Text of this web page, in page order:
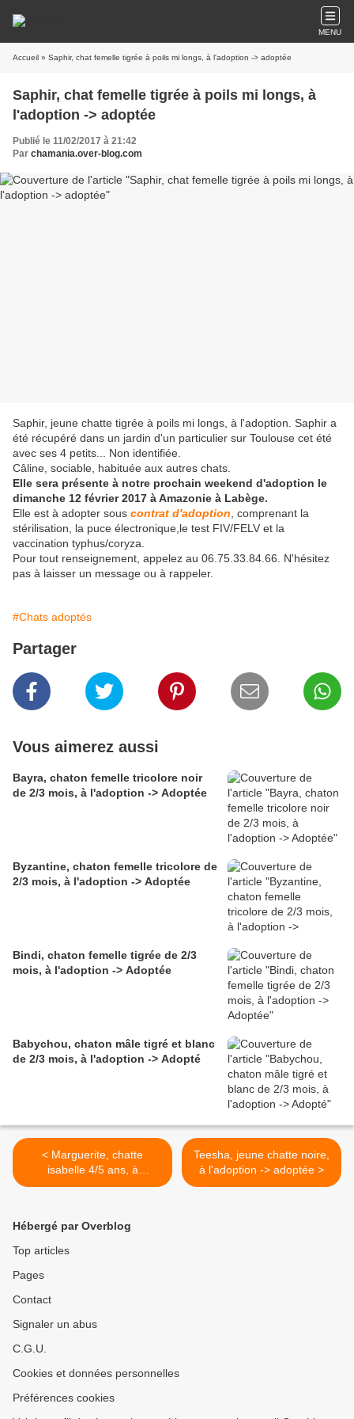
MENU
Accueil » Saphir, chat femelle tigrée à poils mi longs, à l'adoption -> adoptée
Saphir, chat femelle tigrée à poils mi longs, à
l'adoption -> adoptée
Publié le 11/02/2017 à 21:42
Par chamania.over-blog.com
Saphir, jeune chatte tigrée à poils mi longs, à l'adoption. Saphir a
été récupéré dans un jardin d'un particulier sur Toulouse cet été
avec ses 4 petits... Non identifiée.
Câline, sociable, habituée aux autres chats.
Elle sera présente à notre prochain weekend d'adoption le
dimanche 12 février 2017 à Amazonie à Labège.
Elle est à adopter sous contrat d'adoption , comprenant la
stérilisation, la puce électronique,le test FIV/FELV et la
vaccination typhus/coryza.
Pour tout renseignement, appelez au 06.75.33.84.66. N'hésitez
pas à laisser un message ou à rappeler.
#Chats adoptés
Partager
Vous aimerez aussi
Bayra, chaton femelle tricolore noir
de 2/3 mois, à l'adoption -> Adoptée
Byzantine, chaton femelle tricolore de
2/3 mois, à l'adoption -> Adoptée
Bindi, chaton femelle tigrée de 2/3
mois, à l'adoption -> Adoptée
Babychou, chaton mâle tigré et blanc
de 2/3 mois, à l'adoption -> Adopté
< Marguerite, chatte
isabelle 4/5 ans, à
l'adoption -> adoptée
Teesha, jeune chatte noire,
à l'adoption -> adoptée >
Hébergé par Overblog
Top articles
Pages
Contact
Signaler un abus
C.G.U.
Cookies et données personnelles
Préférences cookies